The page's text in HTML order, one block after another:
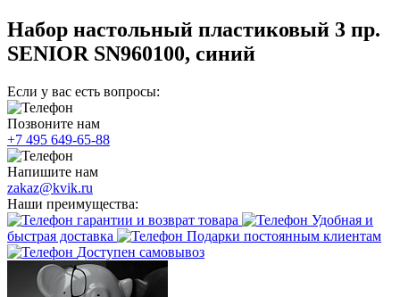
Набор настольный пластиковый 3 пр.
SENIOR SN960100, синий
Если у вас есть вопросы:
Позвоните нам
+7 495 649-65-88
Напишите нам
zakaz@kvik.ru
Наши преимущества:
гарантии и возврат товара
Удобная и
быстрая доставка
Подарки постоянным клиентам
Доступен самовывоз